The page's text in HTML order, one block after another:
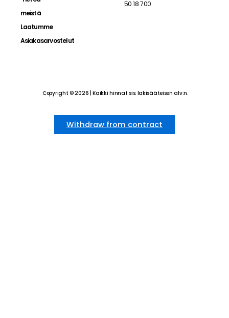
meistä
Laatumme
Asiakasarvostelut
50 18 700
Copyright © 2026 | Kaikki hinnat sis. lakisääteisen alv:n.
Withdraw from contract